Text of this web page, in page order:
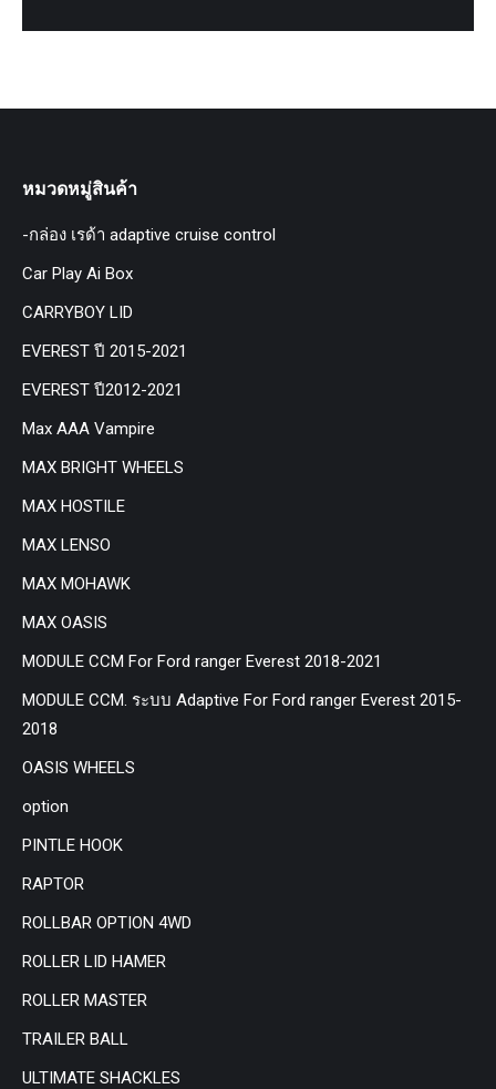
หมวดหมู่สินค้า
-กล่อง เรด้า adaptive cruise control
Car Play Ai Box
CARRYBOY LID
EVEREST ปี 2015-2021
EVEREST ปี2012-2021
Max AAA Vampire
MAX BRIGHT WHEELS
MAX HOSTILE
MAX LENSO
MAX MOHAWK
MAX OASIS
MODULE CCM For Ford ranger Everest 2018-2021
MODULE CCM. ระบบ Adaptive For Ford ranger Everest 2015-
2018
OASIS WHEELS
option
PINTLE HOOK
RAPTOR
ROLLBAR OPTION 4WD
ROLLER LID HAMER
ROLLER MASTER
TRAILER BALL
ULTIMATE SHACKLES